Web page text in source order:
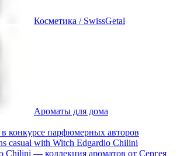
Косметика / SwissGetal
Ароматы для дома
в конкурсе парфюмерных авторов
casual with Witch Edgardio Chilini
Chilini — коллекция ароматов от Сергея